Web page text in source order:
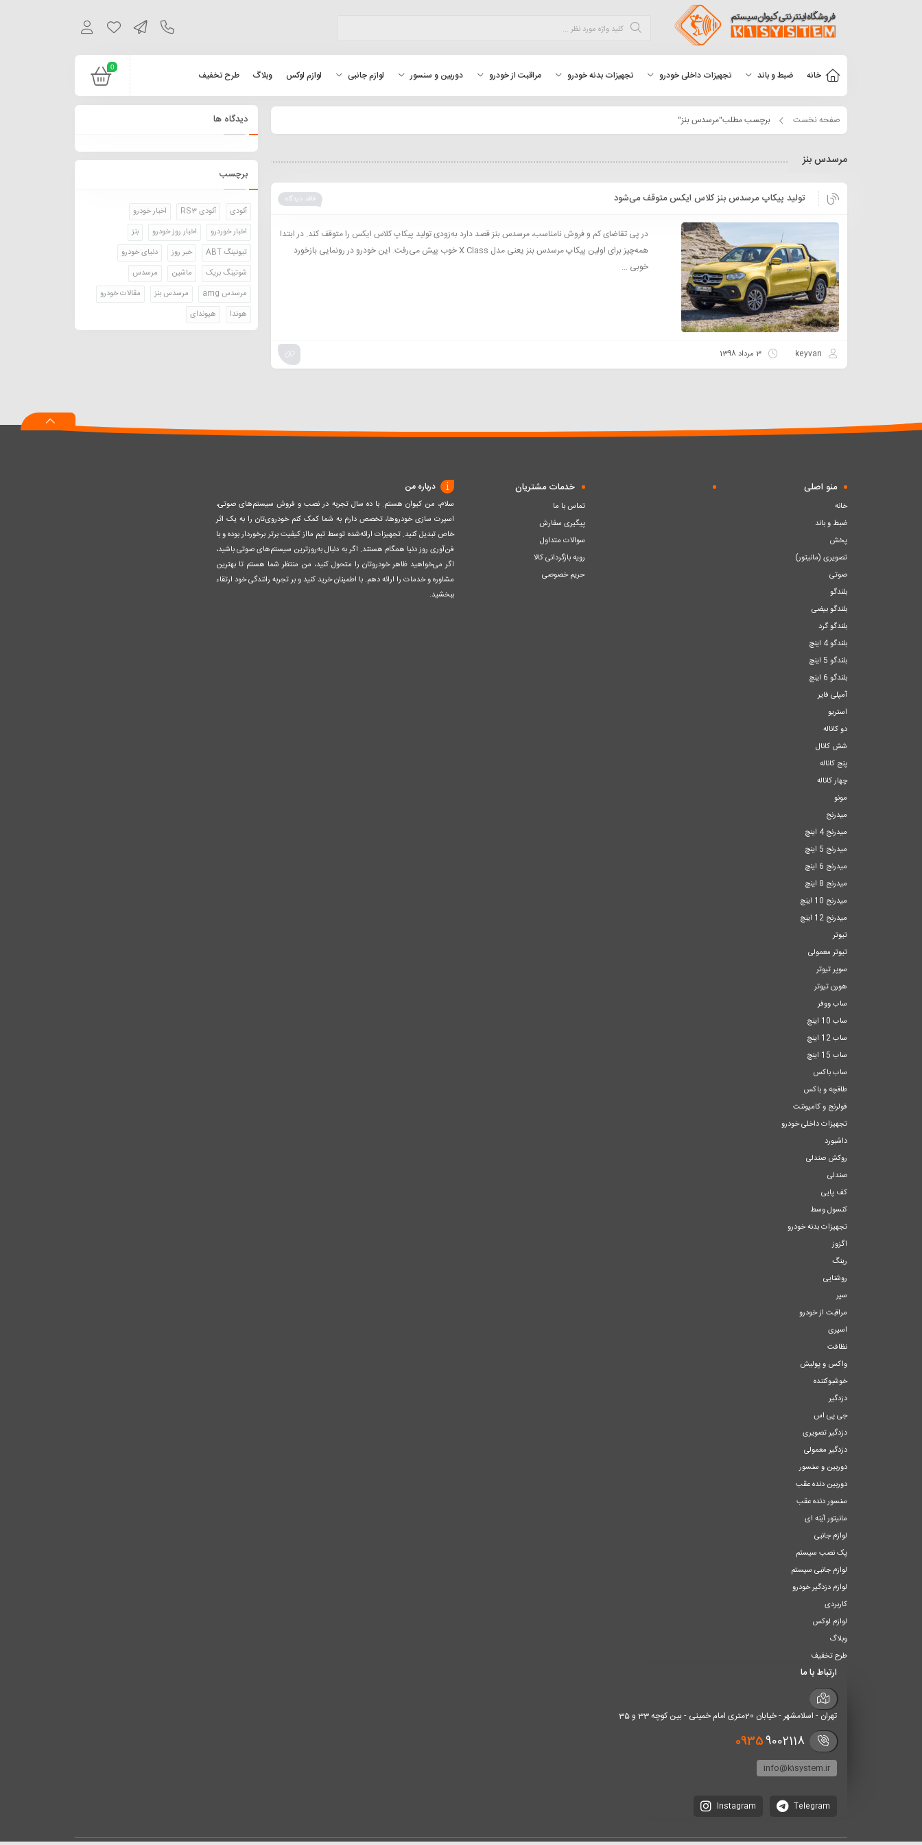
0
خانه ضبط و باند تجهیزات داخلی خودرو تجهیزات بدنه خودرو مراقبت از خودرو دوربین و سنسور لوازم جانبی لوازم لوکس وبلاگ طرح تخفیف
صفحه نخست برچسب مطلب"مرسدس بنز"
مرسدس بنز
فاقد دیدگاه تولید پیکاپ مرسدس بنز کلاس ایکس متوقف می‌شود
در پی تقاضای کم و فروش نامناسب، مرسدس بنز قصد دارد به‌زودی تولید پیکاپ کلاس ایکس را متوقف کند. در ابتدا
همه‌چیز برای اولین پیکاپ مرسدس بنز یعنی مدل X Class خوب پیش می‌رفت. این خودرو در رونمایی بازخورد
خوبی ...
keyvan 3 مرداد 1398
دیدگاه ها
برچسب
آئودی آئودی RS3
اخبار خودرو
اخبار خوردرو
اخبار روز خودرو
بنز
تیونینگ ABT
خبر روز
دنیای خودرو
شوتینگ بریک
ماشین
مرسدس
مرسدس amg
مرسدس بنز
مقالات خودرو
هوندا
هیوندای
منو اصلی
خانه
ضبط و باند
پخش
تصویری (مانیتور)
صوتی
بلندگو
بلندگو بیضی
بلندگو گرد
بلندگو 4 اینچ
بلندگو 5 اینچ
بلندگو 6 اینچ
آمپلی فایر
استریو
دو کاناله
شش کانال
پنج کاناله
چهار کاناله
مونو
میدرنج
میدرنج 4 اینچ
میدرنج 5 اینچ
میدرنج 6 اینچ
میدرنج 8 اینچ
میدرنج 10 اینچ
میدرنج 12 اینچ
تیوتر
تیوتر معمولی
سوپر تیوتر
هورن تیوتر
ساب ووفر
ساب 10 اینچ
ساب 12 اینچ
ساب 15 اینچ
ساب باکس
طاقچه و باکس
فولرنج و کامپوننت
تجهیزات داخلی خودرو
داشبورد
روکش صندلی
صندلی
کف پایی
کنسول وسط
تجهیزات بدنه خودرو
اگزوز
رینگ
روشنایی
سپر
مراقبت از خودرو
اسپری
نظافت
واکس و پولیش
خوشبوکننده
دزدگیر
جی پی اس
دزدگیر تصویری
دزدگیر معمولی
دوربین و سنسور
دوربین دنده عقب
سنسور دنده عقب
مانیتور آینه ای
لوازم جانبی
پک نصب سیستم
لوازم جانبی سیستم
لوازم دزدگیر خودرو
کاربردی
لوازم لوکس
وبلاگ
طرح تخفیف
خدمات مشتریان
تماس با ما
پیگیری سفارش
سوالات متداول
رویه بازگردانی کالا
حریم خصوصی
درباره من
سلام، من کیوان هستم. با ده سال تجربه در نصب و فروش سیستم‌های صوتی،
اسپرت سازی خودروها، تخصص دارم به شما کمک کنم خودروی‌تان را به یک اثر
خاص تبدیل کنید. تجهیزات ارائه‌شده توسط تیم مااز کیفیت برتر برخوردار بوده و با
فن‌آوری روز دنیا همگام هستند. اگر به دنبال به‌روزترین سیستم‌های صوتی باشید،
اگر می‌خواهید ظاهر خودروتان را متحول کنید، من منتظر شما هستم تا بهترین
مشاوره و خدمات را ارائه دهم. با اطمینان خرید کنید و بر تجربه رانندگی خود ارتقاء
ببخشید.
ارتباط با ما
تهران - اسلامشهر - خیابان 20متری امام خمینی - بین کوچه 33 و 35
09359002118
info@k1system.ir
Telegram
Instagram